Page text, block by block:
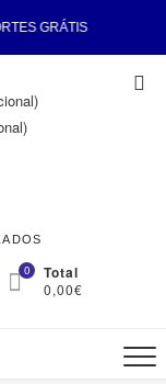
GRÁTIS
>
GRÁTIS
>
0 Total
0,00€